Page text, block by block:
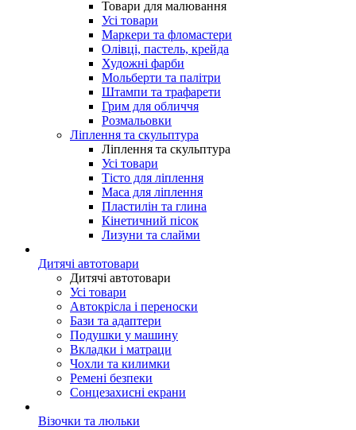
Товари для малювання
Усі товари
Маркери та фломастери
Олівці, пастель, крейда
Художні фарби
Мольберти та палітри
Штампи та трафарети
Грим для обличчя
Розмальовки
Ліплення та скульптура
Ліплення та скульптура
Усі товари
Тісто для ліплення
Маса для ліплення
Пластилін та глина
Кінетичний пісок
Лизуни та слайми
Дитячі автотовари
Дитячі автотовари
Усі товари
Автокрісла і переноски
Бази та адаптери
Подушки у машину
Вкладки і матраци
Чохли та килимки
Ремені безпеки
Сонцезахисні екрани
Візочки та люльки